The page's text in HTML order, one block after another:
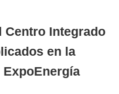
Centro Integrado
en la